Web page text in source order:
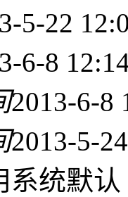
5-22
6-8
2013-6-8
2013-5-
系统默认